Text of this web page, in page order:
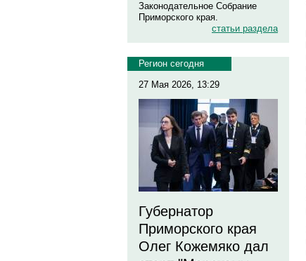
Законодательное Собрание
Приморского края.
статьи раздела
Регион сегодня
27 Мая 2026, 13:29
Губернатор
Приморского края
Олег Кожемяко дал